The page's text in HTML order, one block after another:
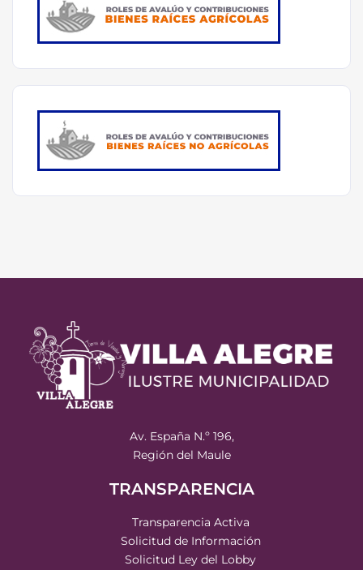
Av. España N.º 196,
Región del Maule
TRANSPARENCIA
Transparencia Activa
Solicitud de Información
Solicitud Ley del Lobby